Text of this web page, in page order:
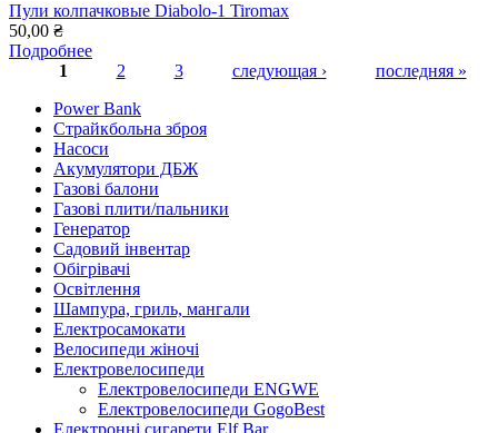
Пули колпачковые Diabolo-1 Tiromax
50,00 ₴
Подробнее
Сторінки
1 2 3 следующая ›
последняя »
Power Bank
Страйкбольна зброя
Насоси
Акумулятори ДБЖ
Газові балони
Газові плити/пальники
Генератор
Садовий інвентар
Обігрівачі
Освітлення
Шампура, гриль, мангали
Електросамокати
Велосипеди жіночі
Електровелосипеди
Електровелосипеди ENGWE
Електровелосипеди GogoBest
Електронні сигарети Elf Bar